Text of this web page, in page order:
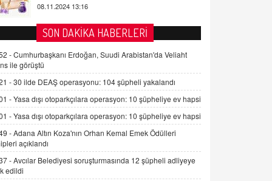
08.11.2024 13:16
FARUK ÖNALAN
Tezkere Onaylanmasaydı…
2 Kasım 2021 Salı 00:11
AV. DOĞAN CAN DOĞAN
Kişisel verilerin korunması ve dijital
hukukun gelişimi
15.09.2025 16:17
SEHER EREK
Kış Ayları Geldi, Hangi Önlemler
SON DAKİKA HABERLERİ
-Cumhurbaşkanı Erdoğan, Suudi Arabistan'da Veliaht
ile görüştü
-30 ilde DEAŞ operasyonu: 104 şüpheli yakalandı
-Yasa dışı otoparkçılara operasyon: 10 şüpheliye ev hapsi
-Yasa dışı otoparkçılara operasyon: 10 şüpheliye ev hapsi
-Adana Altın Koza'nın Orhan Kemal Emek Ödülleri
açıklandı
-Avcılar Belediyesi soruşturmasında 12 şüpheli adliyeye
edildi